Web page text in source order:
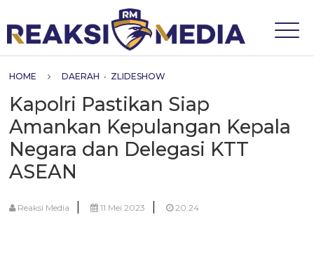
HOME DAERAH • ZLIDESHOW
Kapolri Pastikan Siap
Amankan Kepulangan Kepala
Negara dan Delegasi KTT
ASEAN
Reaksi Media | 11 Mei 2023 | 20:24